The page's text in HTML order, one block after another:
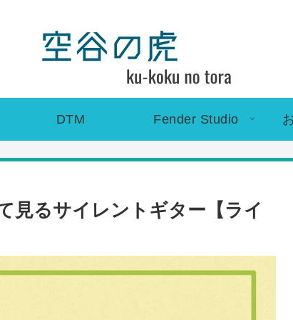
DTM Fender Studio
見るサイレントギター【ライ